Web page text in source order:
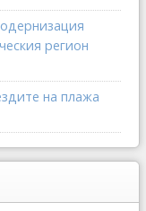
регион
на плажа